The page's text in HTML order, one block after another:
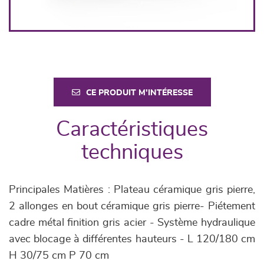
CE PRODUIT M'INTÉRESSE
Caractéristiques
techniques
Principales Matières : Plateau céramique gris pierre,
2 allonges en bout céramique gris pierre- Piétement
cadre métal finition gris acier - Système hydraulique
avec blocage à différentes hauteurs - L 120/180 cm
H 30/75 cm P 70 cm